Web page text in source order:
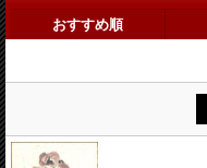
おすすめ順